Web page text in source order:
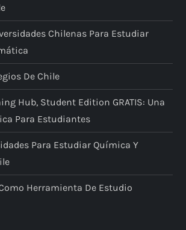
Chilenas Para Estudiar
De Chile
Hub, Student Edition GRATIS: Una
Para Estudiantes
Para Estudiar Química Y
Herramienta De Estudio